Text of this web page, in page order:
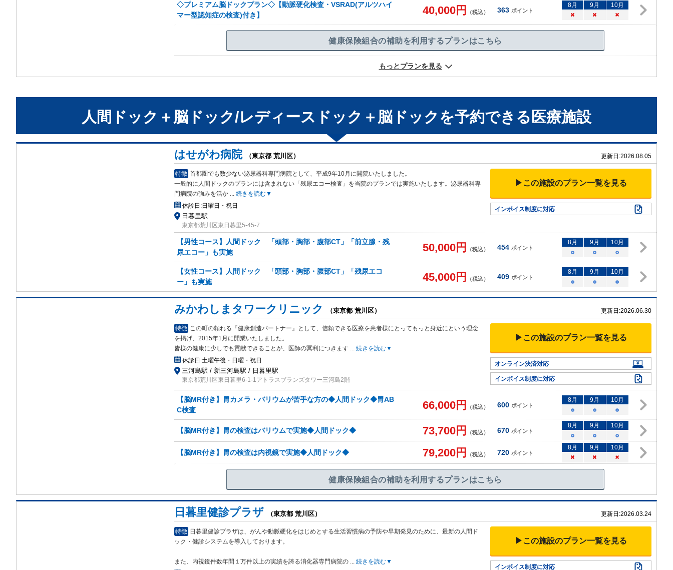
◇プレミアム脳ドックプラン◇【動脈硬化検査・VSRAD(アルツハイ
マー型認知症の検査)付き】
40,000円 （税込） 363 ポイント
8月 9月 10月
×
× ×
健康保険組合の補助を利用するプランはこちら
もっとプランを見る
人間ドック＋脳ドック/レディースドック＋脳ドック を予約できる 医療施設
はせがわ病院 （東京都 荒川区） 更新日:2026.08.05
特徴 首都圏でも数少ない泌尿器科専門病院として、平成9年10月に開院いたしました。
一般的に人間ドックのプランには含まれない「残尿エコー検査」を当院のプランでは実施いたします。泌尿器科専
門病院の強みを活か ... 続きを読む▼
休診日:日曜日・祝日
日暮里駅
東京都荒川区東日暮里5-45-7
▶この施設のプラン一覧を見る
インボイス制度に対応
【男性コース】人間ドック 「頭部・胸部・腹部CT」「前立腺・残
尿エコー」も実施
50,000円 （税込） 454 ポイント
8月 9月 10月
○
○ ○
【女性コース】人間ドック 「頭部・胸部・腹部CT」「残尿エコ
ー」も実施
45,000円 （税込） 409 ポイント
8月 9月 10月
○
○ ○
みかわしまタワークリニック （東京都 荒川区） 更新日:2026.06.30
特徴 この町の頼れる『健康創造パートナー』として、信頼できる医療を患者様にとってもっと身近にという理念
を掲げ、2015年1月に開業いたしました。
皆様の健康に少しでも貢献できることが、医師の冥利につきます ... 続きを読む▼
休診日:土曜午後・日曜・祝日
三河島駅 / 新三河島駅 / 日暮里駅
東京都荒川区東日暮里6-1-1アトラスブランズタワー三河島2階
▶この施設のプラン一覧を見る
オンライン決済対応
インボイス制度に対応
【脳MR付き】胃カメラ・バリウムが苦手な方の◆人間ドック◆胃AB
C検査
66,000円 （税込） 600 ポイント
8月 9月 10月
○
○ ○
【脳MR付き】胃の検査はバリウムで実施◆人間ドック◆ 73,700円 （税込） 670 ポイント
8月 9月 10月
○
○ ○
【脳MR付き】胃の検査は内視鏡で実施◆人間ドック◆ 79,200円 （税込） 720 ポイント
8月 9月 10月
×
× ×
健康保険組合の補助を利用するプランはこちら
日暮里健診プラザ （東京都 荒川区） 更新日:2026.03.24
特徴 日暮里健診プラザは、がんや動脈硬化をはじめとする生活習慣病の予防や早期発見のために、最新の人間ド
ック ・健診システムを導入しております。
また、内視鏡件数年間１万件以上の実績を誇る消化器専門病院の ... 続きを読む▼
▶この施設のプラン一覧を見る
インボイス制度に対応